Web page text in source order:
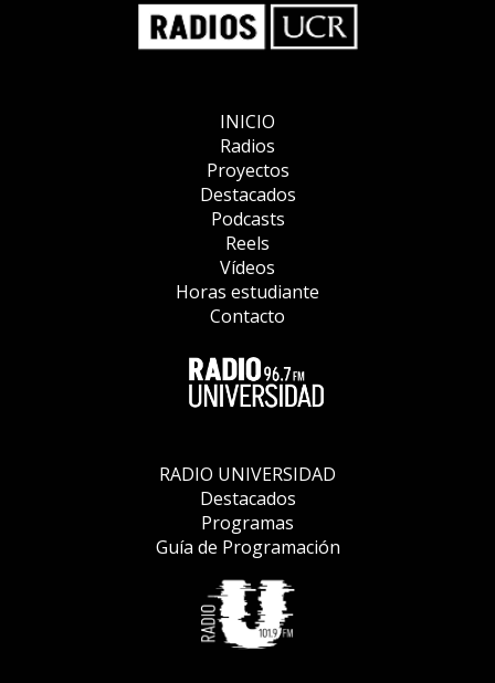
INICIO
Radios
Proyectos
Destacados
Podcasts
Reels
Vídeos
Horas estudiante
Contacto
RADIO UNIVERSIDAD
Destacados
Programas
Guía de Programación